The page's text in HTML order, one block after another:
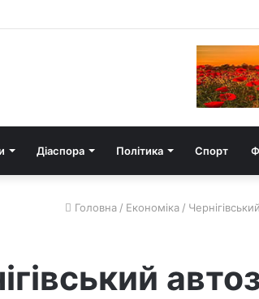
Діаспора Політика Спорт
Головна / Економіка /